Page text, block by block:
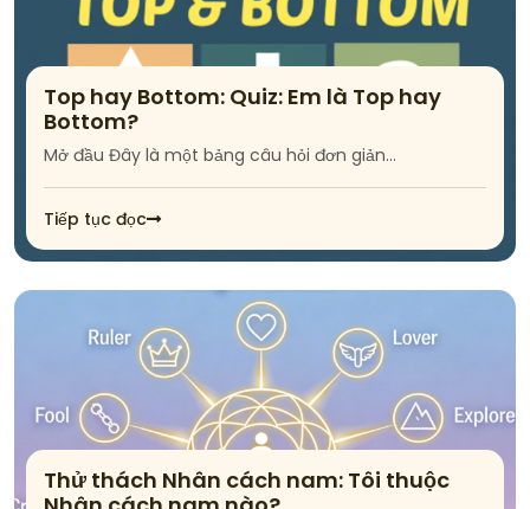
Top hay Bottom: Quiz: Em là Top hay
Bottom?
Mở đầu Đây là một bảng câu hỏi đơn giản...
Tiếp tục đọc
Thử thách Nhân cách nam: Tôi thuộc